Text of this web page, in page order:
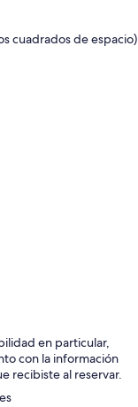
cuadrados de espacio)
en particular,
con la información
recibiste al reservar.